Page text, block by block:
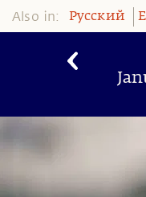
Also in: Pусский